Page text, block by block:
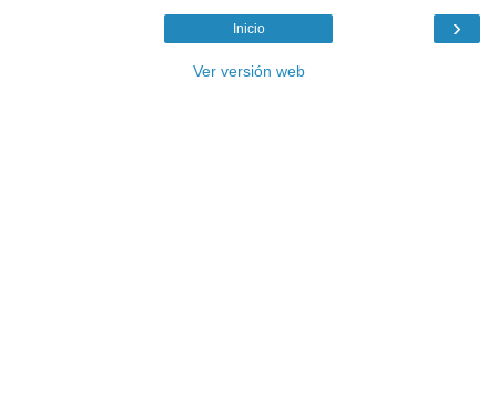
›
Inicio
Ver versión web